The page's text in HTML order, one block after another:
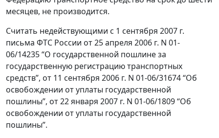
месяцев, не производится.
Считать недействующими с 1 сентября 2007 г.
письма ФТС России от 25 апреля 2006 г. N 01-
06/14235 “О государственной пошлине за
государственную регистрацию транспортных
средств”, от 11 сентября 2006 г. N 01-06/31674 “Об
освобождении от уплаты государственной
пошлины”, от 22 января 2007 г. N 01-06/1809 “Об
освобождении от уплаты государственной
пошлины”.